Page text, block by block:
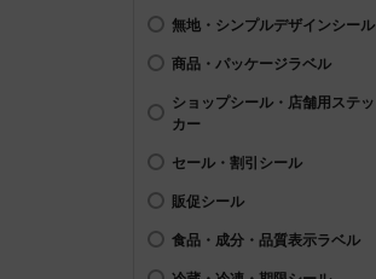
無地・シンプルデザインシール
商品・パッケージラベル
ショップシール・店舗用ステッ
カー
セール・割引シール
販促シール
食品・成分・品質表示ラベル